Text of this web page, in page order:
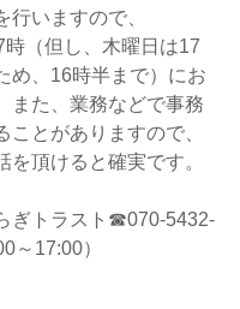
行いますので、
（但し、木曜日は17
め、16時半まで）にお
また、業務などで事務
ことがありますので、
を頂けると確実です。
ぎトラスト☎070-5432-
～17:00）